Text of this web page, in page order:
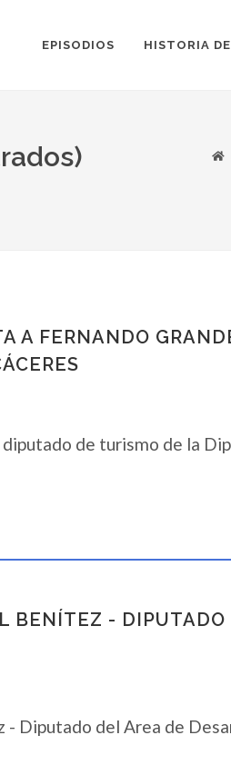
EPISODIOS HISTORIA
A FERNANDO
de turismo de la
BENÍTEZ -
- Diputado del Area de